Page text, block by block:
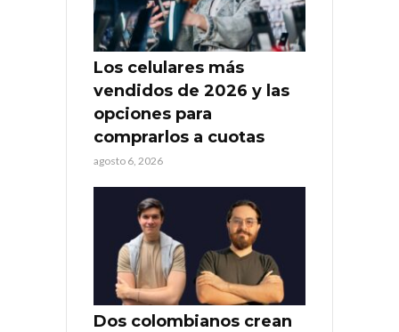
Los celulares más
vendidos de 2026 y las
opciones para
comprarlos a cuotas
agosto 6, 2026
Dos colombianos crean